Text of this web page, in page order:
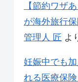
【節約ワザ
が海外旅行
管理人 匠 よ
妊娠中でも
れる医療保